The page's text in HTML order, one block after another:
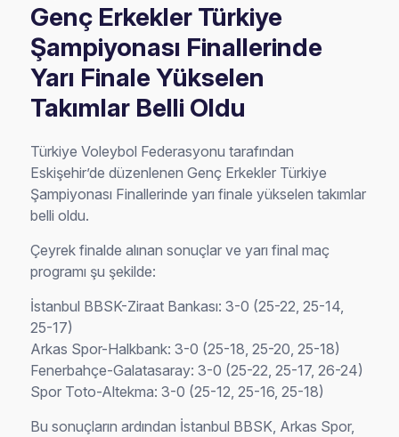
Genç Erkekler Türkiye
Şampiyonası Finallerinde
Yarı Finale Yükselen
Takımlar Belli Oldu
Türkiye Voleybol Federasyonu tarafından
Eskişehir’de düzenlenen Genç Erkekler Türkiye
Şampiyonası Finallerinde yarı finale yükselen takımlar
belli oldu.
Çeyrek finalde alınan sonuçlar ve yarı final maç
programı şu şekilde:
İstanbul BBSK-Ziraat Bankası: 3-0 (25-22, 25-14,
25-17)
Arkas Spor-Halkbank: 3-0 (25-18, 25-20, 25-18)
Fenerbahçe-Galatasaray: 3-0 (25-22, 25-17, 26-24)
Spor Toto-Altekma: 3-0 (25-12, 25-16, 25-18)
Bu sonuçların ardından İstanbul BBSK, Arkas Spor,